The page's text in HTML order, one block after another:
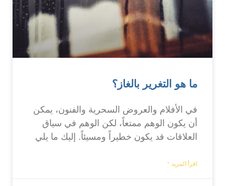
ما هو التغرير بالغاز؟
في الأفلام والعروض السحرية والفنون، يمكن
أن يكون الوهم ممتعاً، لكن الوهم في سياق
العلاقات قد يكون خطيراً ومسيئاً. إليك ما يلي
اقرأ المزيد "